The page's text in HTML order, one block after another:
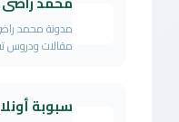
مدونة محمد
مقالات ودروس
سبوبة